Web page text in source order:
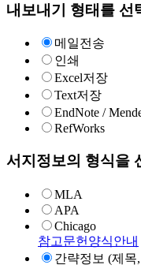
내보내기 형태를 선
메일전송
인쇄
Excel저장
Text저장
EndNote /
RefWorks
서지정보의 형식을
MLA
APA
Chicago
참고문헌양식안내
간략정보 (제목